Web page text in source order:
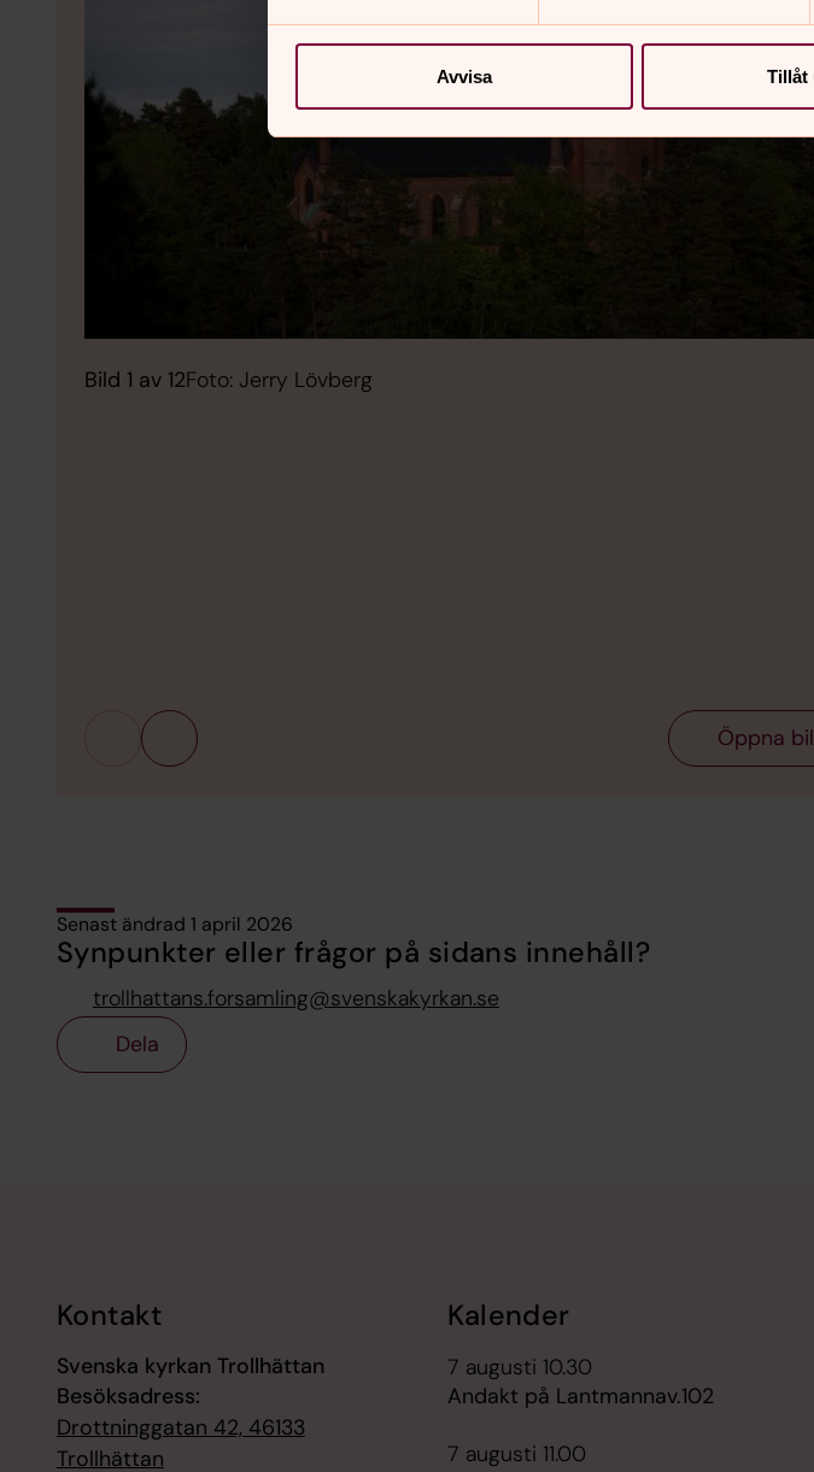
Avvisa Tillåt
Bild 1 av 12Foto: Jerry Lövberg
Öppna
Senast ändrad 1 april 2026
Synpunkter eller frågor på sidans innehåll?
trollhattans.forsamling@svenskakyrkan.se
Dela
Kontakt
Svenska kyrkan Trollhättan
Besöksadress:
Drottninggatan 42, 46133
Trollhättan
Kalender
7 augusti 10.30
Andakt på Lantmannav.102
7 augusti 11.00